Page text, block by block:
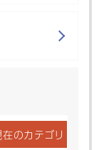
のカテゴリ